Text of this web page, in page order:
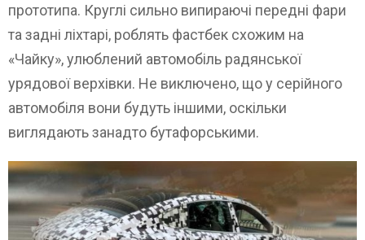
прототипа. Круглі сильно випираючі передні фари
та задні ліхтарі, роблять фастбек схожим на
«Чайку», улюблений автомобіль радянської
урядової верхівки. Не виключено, що у серійного
автомобіля вони будуть іншими, оскільки
виглядають занадто бутафорськими.